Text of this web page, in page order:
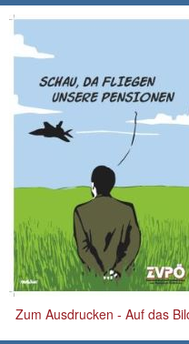
Zum Ausdrucken - Auf das